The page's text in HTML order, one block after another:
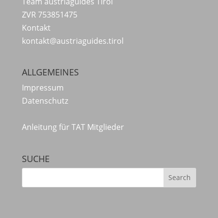
ZVR 753851475
Kontakt
kontakt@austriaguides.tirol
ALLGEMEINES
Impressum
Datenschutz
Anleitung für TAT Mitglieder
SUCHE